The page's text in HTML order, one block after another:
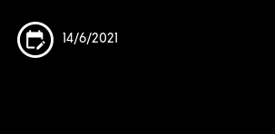
14/6/2021